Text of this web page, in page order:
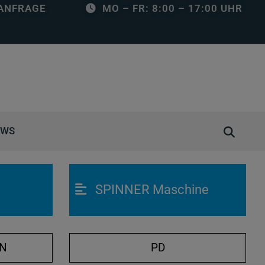
MO – FR: 8:00 – 17:00 UHR
c
ö
f
SPINNER Maschine
PD